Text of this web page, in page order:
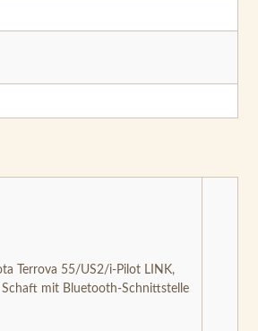
Terrova 55/US2/i-Pilot LINK,
mit Bluetooth-Schnittstelle